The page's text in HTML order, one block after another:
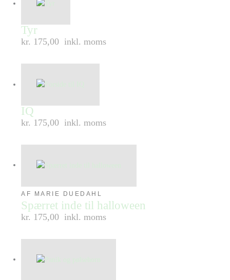
Tyr
kr. 175,00 inkl. moms
IQ
kr. 175,00 inkl. moms
AF MARIE DUEDAHL
Spærret inde til halloween
kr. 175,00 inkl. moms